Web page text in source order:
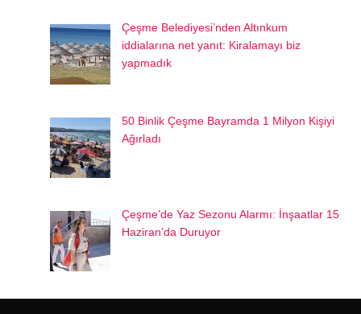
Çeşme Belediyesi’nden Altınkum
iddialarına net yanıt: Kiralamayı biz
yapmadık
50 Binlik Çeşme Bayramda 1 Milyon Kişiyi
Ağırladı
Çeşme’de Yaz Sezonu Alarmı: İnşaatlar 15
Haziran’da Duruyor